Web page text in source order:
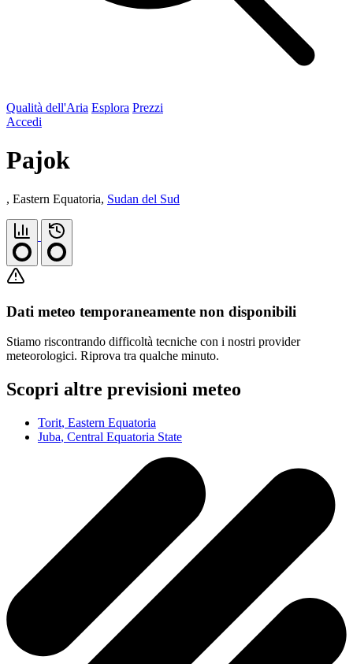
Qualità dell'Aria Esplora Prezzi
Accedi
Pajok
, Eastern Equatoria, Sudan del Sud
Dati meteo temporaneamente non disponibili
Stiamo riscontrando difficoltà tecniche con i nostri provider
meteorologici. Riprova tra qualche minuto.
Scopri altre previsioni meteo
Torit, Eastern Equatoria
Juba, Central Equatoria State